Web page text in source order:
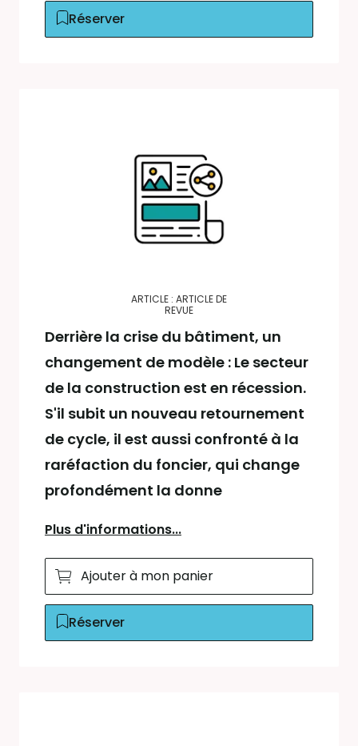
Réserver
ARTICLE : ARTICLE DE
REVUE
Derrière la crise du bâtiment, un
changement de modèle : Le secteur
de la construction est en récession.
S'il subit un nouveau retournement
de cycle, il est aussi confronté à la
raréfaction du foncier, qui change
profondément la donne
Plus d'informations...
Ajouter à mon panier
Réserver